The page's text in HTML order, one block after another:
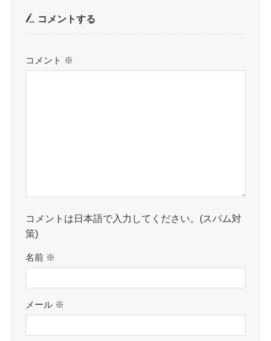
コメントする
コメント ※
コメントは日本語で入力してください。(スパム対
策)
名前 ※
メール ※